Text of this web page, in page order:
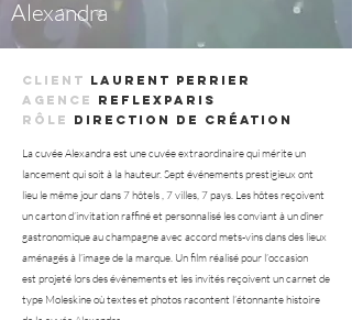
Alexandra
Client Laurent Perrier
Agence
reflexparis
RôLE
Direction de création
La cuvée Alexandra est une cuvée extraordinaire qui mérite un
lancement qui soit à la hauteur. Sept événements prestigieux ont
lieu le même jour dans 7 hôtels , 7 villes, 7 pays. Les hôtes reçoivent
un carton d’invitation raffiné et personnalisé les conviant à un dîner
gastronomique au champagne avec accord mets-vins dans des lieux
aménagés à l’image de la marque. Un film réalisé pour l’occasion
est projeté lors des évènements et les invités reçoivent un carnet de
type Moleskine où textes et photos racontent l’étonnante histoire